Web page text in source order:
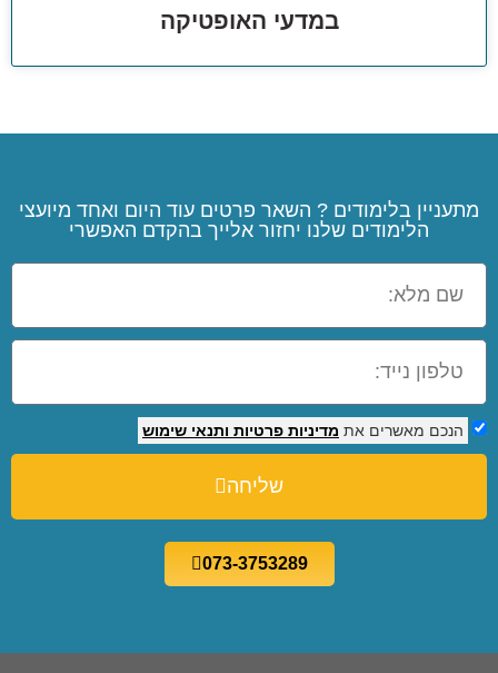
במדעי האופטיקה
מתעניין בלימודים ? השאר פרטים עוד היום ואחד מיועצי
הלימודים שלנו יחזור אלייך בהקדם האפשרי
הנכם מאשרים את מדיניות פרטיות ותנאי שימוש
שליחה
073-3753289